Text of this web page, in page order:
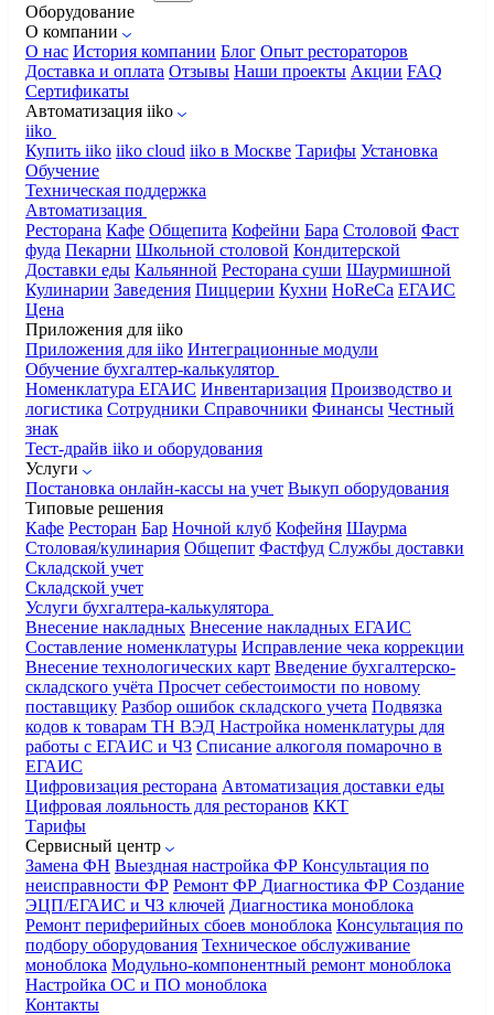
Оборудование
О компании
О нас История компании Блог Опыт рестораторов
Доставка и оплата Отзывы Наши проекты Акции FAQ
Сертификаты
Автоматизация iiko
iiko
Купить iiko iiko cloud iiko в Москве Тарифы Установка
Обучение
Техническая поддержка
Автоматизация
Ресторана Кафе Общепита Кофейни Бара Столовой Фаст
фуда Пекарни Школьной столовой Кондитерской
Доставки еды Кальянной Ресторана суши Шаурмишной
Кулинарии Заведения Пиццерии Кухни HoReCa ЕГАИС
Цена
Приложения для iiko
Приложения для iiko Интеграционные модули
Обучение бухгалтер-калькулятор
Номенклатура ЕГАИС Инвентаризация Производство и
логистика Сотрудники Справочники Финансы Честный
знак
Тест-драйв iiko и оборудования
Услуги
Постановка онлайн-кассы на учет Выкуп оборудования
Типовые решения
Кафе Ресторан Бар Ночной клуб Кофейня Шаурма
Столовая/кулинария Общепит Фастфуд Службы доставки
Складской учет
Складской учет
Услуги бухгалтера-калькулятора
Внесение накладных Внесение накладных ЕГАИС
Составление номенклатуры Исправление чека коррекции
Внесение технологических карт Введение бухгалтерско-
складского учёта Просчет себестоимости по новому
поставщику Разбор ошибок складского учета Подвязка
кодов к товарам ТН ВЭД Настройка номенклатуры для
работы с ЕГАИС и ЧЗ Списание алкоголя помарочно в
ЕГАИС
Цифровизация ресторана Автоматизация доставки еды
Цифровая лояльность для ресторанов ККТ
Тарифы
Сервисный центр
Замена ФН Выездная настройка ФР Консультация по
неисправности ФР Ремонт ФР Диагностика ФР Создание
ЭЦП/ЕГАИС и ЧЗ ключей Диагностика моноблока
Ремонт периферийных сбоев моноблока Консультация по
подбору оборудования Техническое обслуживание
моноблока Модульно-компонентный ремонт моноблока
Настройка ОС и ПО моноблока
Контакты